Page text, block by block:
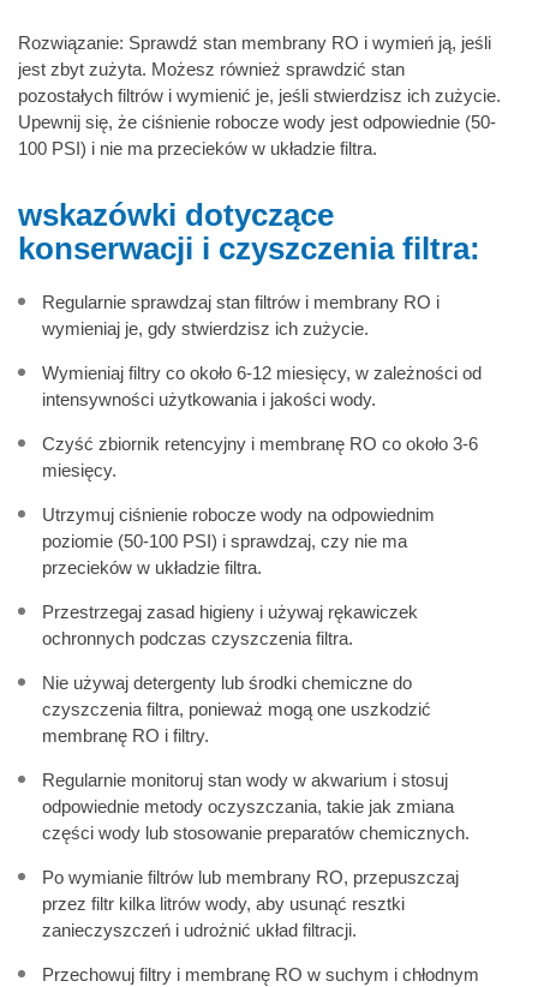
Rozwiązanie: Sprawdź stan membrany RO i wymień ją, jeśli
jest zbyt zużyta. Możesz również sprawdzić stan
pozostałych filtrów i wymienić je, jeśli stwierdzisz ich zużycie.
Upewnij się, że ciśnienie robocze wody jest odpowiednie (50-
100 PSI) i nie ma przecieków w układzie filtra.
wskazówki dotyczące
konserwacji i czyszczenia filtra:
Regularnie sprawdzaj stan filtrów i membrany RO i
wymieniaj je, gdy stwierdzisz ich zużycie.
Wymieniaj filtry co około 6-12 miesięcy, w zależności od
intensywności użytkowania i jakości wody.
Czyść zbiornik retencyjny i membranę RO co około 3-6
miesięcy.
Utrzymuj ciśnienie robocze wody na odpowiednim
poziomie (50-100 PSI) i sprawdzaj, czy nie ma
przecieków w układzie filtra.
Przestrzegaj zasad higieny i używaj rękawiczek
ochronnych podczas czyszczenia filtra.
Nie używaj detergenty lub środki chemiczne do
czyszczenia filtra, ponieważ mogą one uszkodzić
membranę RO i filtry.
Regularnie monitoruj stan wody w akwarium i stosuj
odpowiednie metody oczyszczania, takie jak zmiana
części wody lub stosowanie preparatów chemicznych.
Po wymianie filtrów lub membrany RO, przepuszczaj
przez filtr kilka litrów wody, aby usunąć resztki
zanieczyszczeń i udrożnić układ filtracji.
Przechowuj filtry i membranę RO w suchym i chłodnym